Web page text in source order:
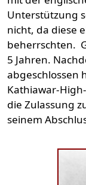
Unterstützung
nicht, da diese
beherrschten.
5 Jahren.
abgeschlossen
Kathiawar-
die Zulassung
seinem